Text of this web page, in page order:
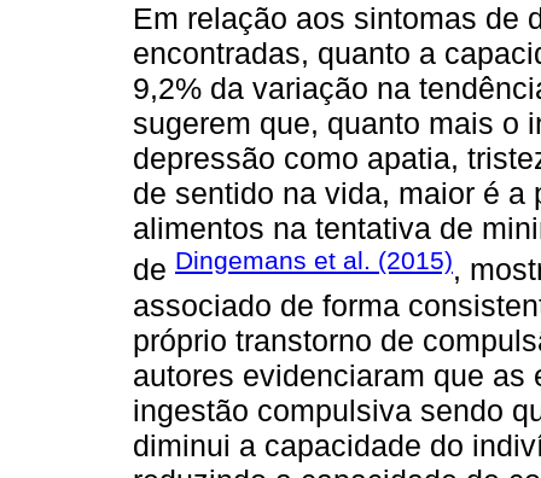
Em relação aos sintomas de
encontradas, quanto a
9,2% da variação na
sugerem que, quanto mais o
depressão como apatia,
de sentido na vida, maior é
alimentos na tentativa de
de Dingemans et al. (2015),
associado de forma
próprio transtorno de
autores evidenciaram que
ingestão compulsiva sendo
diminui a capacidade do